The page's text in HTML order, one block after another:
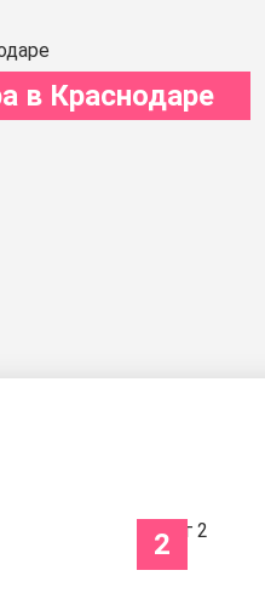
в Краснодаре
2